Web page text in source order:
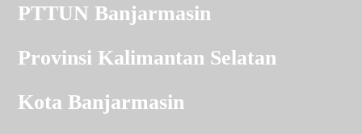
PTTUN Banjarmasin
Provinsi Kalimantan Selatan
Kota Banjarmasin